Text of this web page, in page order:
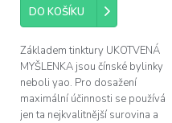
DO KOŠÍKU
Základem tinktury UKOTVENÁ
MYŠLENKA jsou čínské bylinky
neboli yao. Pro dosažení
maximální účinnosti se používá
jen ta nejkvalitnější surovina a